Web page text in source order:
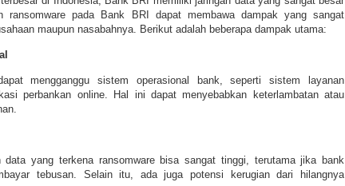
ransomware pada Bank BRI dapat membawa dampak yang sangat
maupun nasabahnya. Berikut adalah beberapa dampak utama:
mengganggu sistem operasional bank, seperti sistem layanan
perbankan online.
Hal ini dapat menyebabkan keterlambatan atau
data yang terkena ransomware bisa sangat tinggi, terutama jika bank
tebusan. Selain itu, ada juga potensi kerugian dari hilangnya